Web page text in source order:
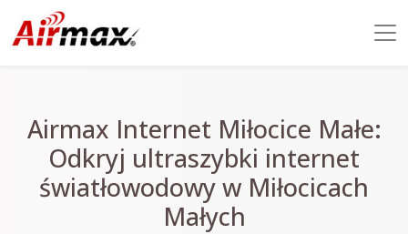
Airmax Internet Miłocice Małe:
Odkryj ultraszybki internet
światłowodowy w Miłocicach
Małych